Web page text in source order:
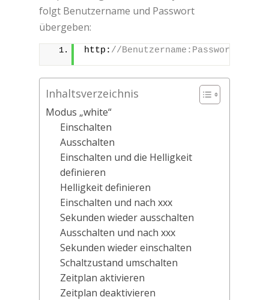
folgt Benutzername und Passwort
übergeben:
http: //
Inhaltsverzeichnis
Modus „white“
Einschalten
Ausschalten
Einschalten und die Helligkeit
definieren
Helligkeit definieren
Einschalten und nach xxx
Sekunden wieder ausschalten
Ausschalten und nach xxx
Sekunden wieder einschalten
Schaltzustand umschalten
Zeitplan aktivieren
Zeitplan deaktivieren